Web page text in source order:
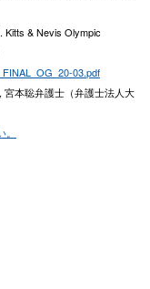
Kitts & Nevis Olympic
03.pdf
本聡弁護士（弁護士法人大